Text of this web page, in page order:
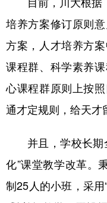
培养方案修订原则
方案，人才培养方
课程群、科学素养
心课程群原则上按
通才定规则，给天才
并且，学校长
化”课堂教学改革。
制25人的小班，采